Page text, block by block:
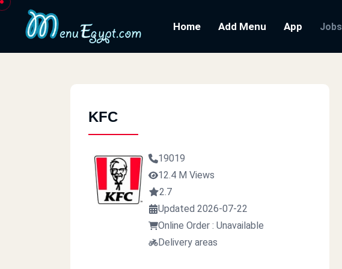
Home Add Menu App Jobs
KFC
19019
12.4 M Views
2.7
Updated 2026-07-22
Online Order : Unavailable
Delivery areas